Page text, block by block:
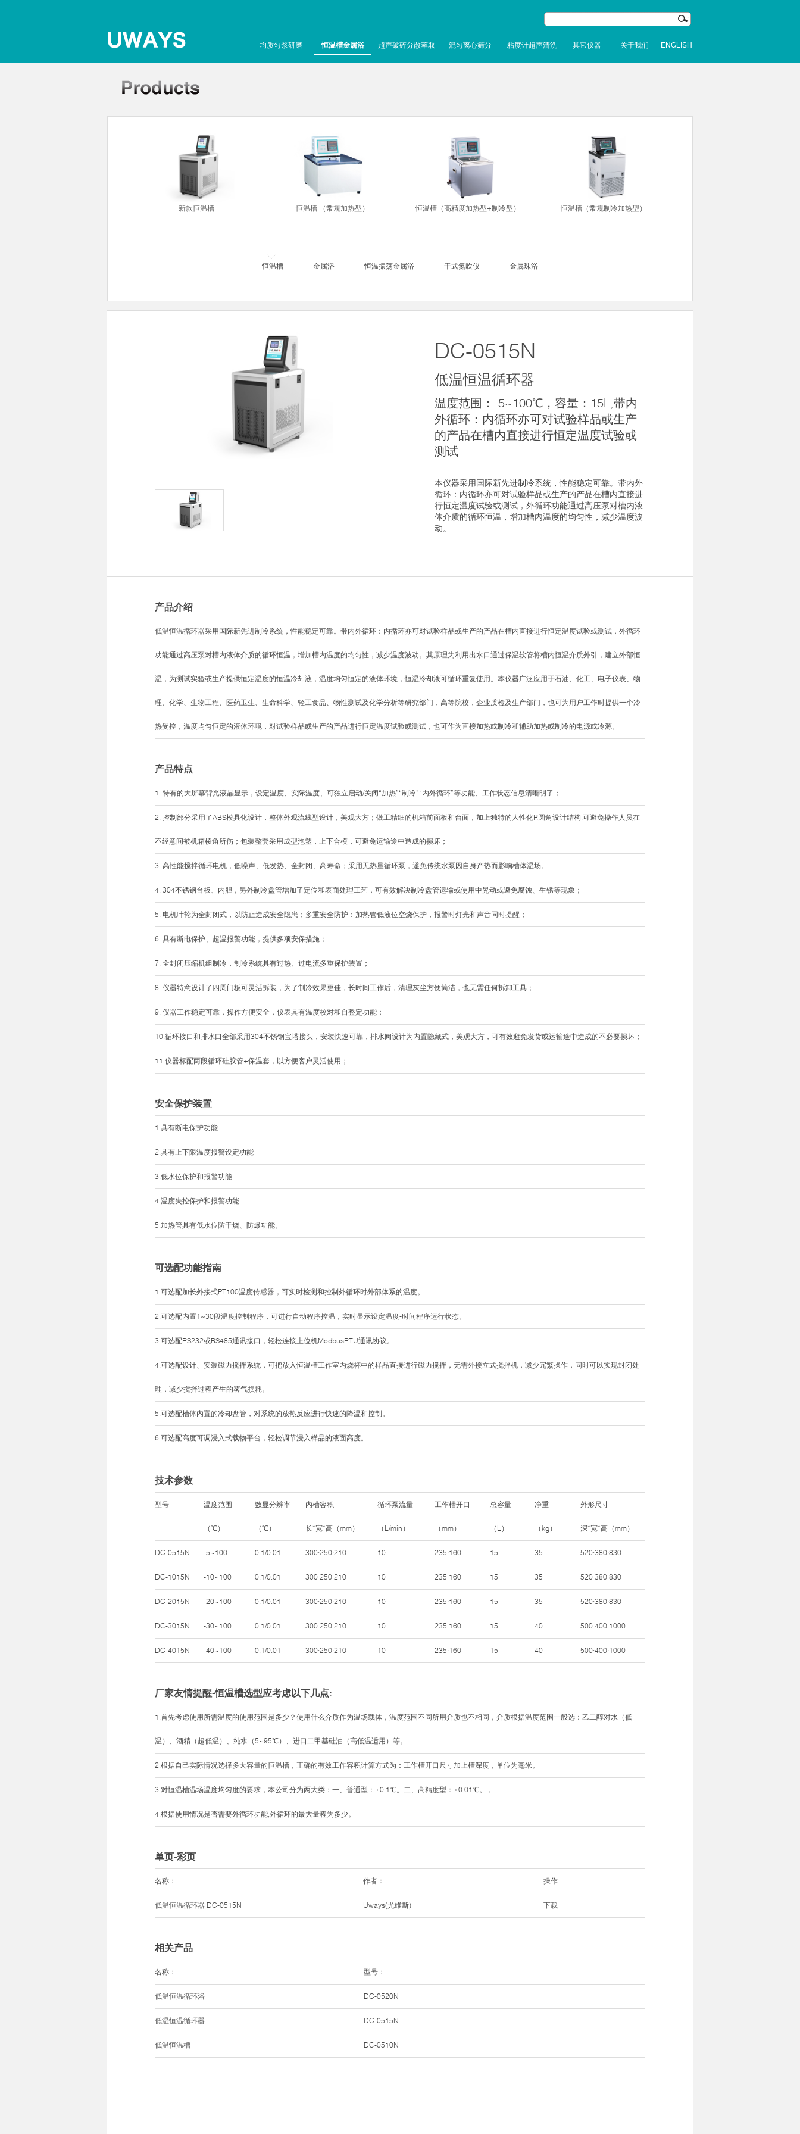
均质匀浆研磨 恒温槽金属浴 超声破碎分散萃取 混匀离心筛分 粘度计超声清洗 其它仪器 关于我们 ENGLISH
新款恒温槽 恒温槽 （常规加热型） 恒温槽（高精度加热型+制冷型） 恒温槽（常规制冷加热型）
恒温槽 金属浴 恒温振荡金属浴 干式氮吹仪 金属珠浴
DC-0515N
低温恒温循环器
温度范围：-5~100℃，容量：15L,带内
外循环：内循环亦可对试验样品或生产
的产品在槽内直接进行恒定温度试验或
测试
本仪器采用国际新先进制冷系统，性能稳定可靠。带内外
循环：内循环亦可对试验样品或生产的产品在槽内直接进
行恒定温度试验或测试，外循环功能通过高压泵对槽内液
体介质的循环恒温，增加槽内温度的均匀性，减少温度波
动。
产品介绍
低温恒温循环器采用国际新先进制冷系统，性能稳定可靠。带内外循环：内循环亦可对试验样品或生产的产品在槽内直接进行恒定温度试验或测试，外循环
功能通过高压泵对槽内液体介质的循环恒温，增加槽内温度的均匀性，减少温度波动。其原理为利用出水口通过保温软管将槽内恒温介质外引，建立外部恒
温，为测试实验或生产提供恒定温度的恒温冷却液，温度均匀恒定的液体环境，恒温冷却液可循环重复使用。本仪器广泛应用于石油、化工、电子仪表、物
理、化学、生物工程、医药卫生、生命科学、轻工食品、物性测试及化学分析等研究部门，高等院校，企业质检及生产部门，也可为用户工作时提供一个冷
热受控，温度均匀恒定的液体环境，对试验样品或生产的产品进行恒定温度试验或测试，也可作为直接加热或制冷和辅助加热或制冷的电源或冷源。
产品特点
1. 特有的大屏幕背光液晶显示，设定温度、实际温度、可独立启动/关闭“加热”“制冷”“内外循环”等功能、工作状态信息清晰明了；
2. 控制部分采用了ABS模具化设计，整体外观流线型设计，美观大方；做工精细的机箱前面板和台面，加上独特的人性化R圆角设计结构,可避免操作人员在
不经意间被机箱棱角所伤；包装整套采用成型泡塑，上下合模，可避免运输途中造成的损坏；
3. 高性能搅拌循环电机，低噪声、低发热、全封闭、高寿命；采用无热量循环泵，避免传统水泵因自身产热而影响槽体温场。
4. 304不锈钢台板、内胆，另外制冷盘管增加了定位和表面处理工艺，可有效解决制冷盘管运输或使用中晃动或避免腐蚀、生锈等现象；
5. 电机叶轮为全封闭式，以防止造成安全隐患；多重安全防护：加热管低液位空烧保护，报警时灯光和声音同时提醒；
6. 具有断电保护、超温报警功能，提供多项安保措施；
7. 全封闭压缩机组制冷，制冷系统具有过热、过电流多重保护装置；
8. 仪器特意设计了四周门板可灵活拆装，为了制冷效果更佳，长时间工作后，清理灰尘方便简洁，也无需任何拆卸工具；
9. 仪器工作稳定可靠，操作方便安全，仪表具有温度校对和自整定功能；
10.循环接口和排水口全部采用304不锈钢宝塔接头，安装快速可靠，排水阀设计为内置隐藏式，美观大方，可有效避免发货或运输途中造成的不必要损坏；
11.仪器标配两段循环硅胶管+保温套，以方便客户灵活使用；
安全保护装置
1.具有断电保护功能
2.具有上下限温度报警设定功能
3.低水位保护和报警功能
4.温度失控保护和报警功能
5.加热管具有低水位防干烧、防爆功能。
可选配功能指南
1.可选配加长外接式PT100温度传感器，可实时检测和控制外循环时外部体系的温度。
2.可选配内置1~30段温度控制程序，可进行自动程序控温，实时显示设定温度-时间程序运行状态。
3.可选配RS232或RS485通讯接口，轻松连接上位机ModbusRTU通讯协议。
4.可选配设计、安装磁力搅拌系统，可把放入恒温槽工作室内烧杯中的样品直接进行磁力搅拌，无需外接立式搅拌机，减少冗繁操作，同时可以实现封闭处
理，减少搅拌过程产生的雾气损耗。
5.可选配槽体内置的冷却盘管，对系统的放热反应进行快速的降温和控制。
6.可选配高度可调浸入式载物平台，轻松调节浸入样品的液面高度。
技术参数
型号 温度范围
（℃）
数显分辨率
（℃）
内槽容积
长*宽*高（mm）
循环泵流量
（L/min）
工作槽开口
（mm）
总容量
（L）
净重
（kg）
外形尺寸
深*宽*高（mm）
DC-0515N -5~100 0.1/0.01 300·250·210 10 235·160 15 35 520·380·830
DC-1015N -10~100 0.1/0.01 300·250·210 10 235·160 15 35 520·380·830
DC-2015N -20~100 0.1/0.01 300·250·210 10 235·160 15 35 520·380·830
DC-3015N -30~100 0.1/0.01 300·250·210 10 235·160 15 40 500·400·1000
DC-4015N -40~100 0.1/0.01 300·250·210 10 235·160 15 40 500·400·1000
厂家友情提醒-恒温槽选型应考虑以下几点:
1.首先考虑使用所需温度的使用范围是多少？使用什么介质作为温场载体，温度范围不同所用介质也不相同，介质根据温度范围一般选：乙二醇对水（低
温）、酒精（超低温）、纯水（5~95℃）、进口二甲基硅油（高低温适用）等。
2.根据自己实际情况选择多大容量的恒温槽，正确的有效工作容积计算方式为：工作槽开口尺寸加上槽深度，单位为毫米。
3.对恒温槽温场温度均匀度的要求，本公司分为两大类：一、普通型：±0.1℃。二、高精度型：±0.01℃。 。
4.根据使用情况是否需要外循环功能,外循环的最大量程为多少。
单页-彩页
名称： 作者： 操作:
低温恒温循环器 DC-0515N Uways(尤维斯) 下载
相关产品
名称： 型号：
低温恒温循环浴 DC-0520N
低温恒温循环器 DC-0515N
低温恒温槽 DC-0510N